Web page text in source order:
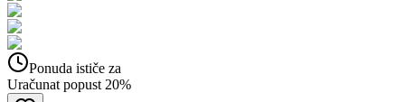
Ponuda ističe za
Uračunat popust 20%